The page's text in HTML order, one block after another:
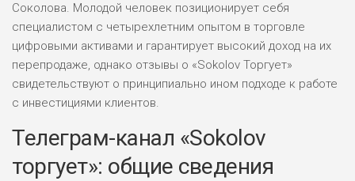
Соколова. Молодой человек позиционирует себя
специалистом с четырехлетним опытом в торговле
цифровыми активами и гарантирует высокий доход на их
перепродаже, однако отзывы о «Sokolov Торгует»
свидетельствуют о принципиально ином подходе к работе
с инвестициями клиентов.
Телеграм-канал «Sokolov
торгует»: общие сведения